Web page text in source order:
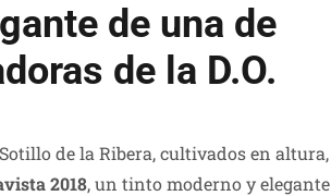
de una de
de la D.O.
de la Ribera, cultivados en altura,
2018, un tinto moderno y elegante